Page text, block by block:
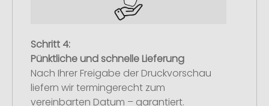
Schritt 4:
Pünktliche und schnelle Lieferung
Nach Ihrer Freigabe der Druckvorschau
liefern wir termingerecht zum
vereinbarten Datum – garantiert.